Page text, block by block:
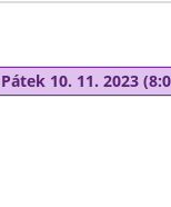
Pátek 10. 11. 2023